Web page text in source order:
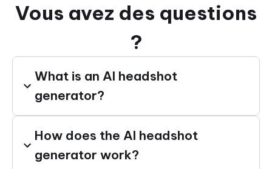
Vous avez des questions
?
What is an AI headshot
generator?
How does the AI headshot
generator work?